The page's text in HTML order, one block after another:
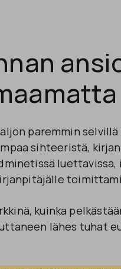
paremmin
sihteeristä,
luettavissa,
kuinka
lähes tuhat